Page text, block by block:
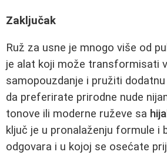
Zaključak
Ruž za usne je mnogo više od
je alat koji može transformisati
samopouzdanje i pružiti
da preferirate prirodne nude
tonove ili moderne ruževe sa
ključ je u pronalaženju formule i
odgovara i u kojoj se osećate